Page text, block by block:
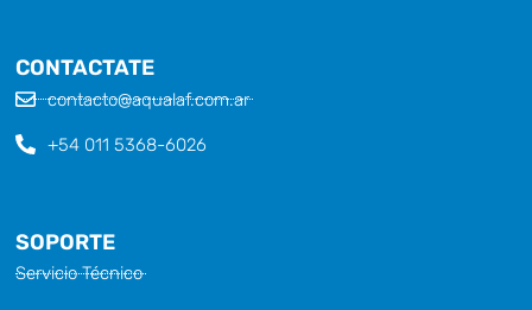
CONTACTATE
contacto@aqualaf.com.ar
+54 011 5368-6026
SOPORTE
Servicio Técnico